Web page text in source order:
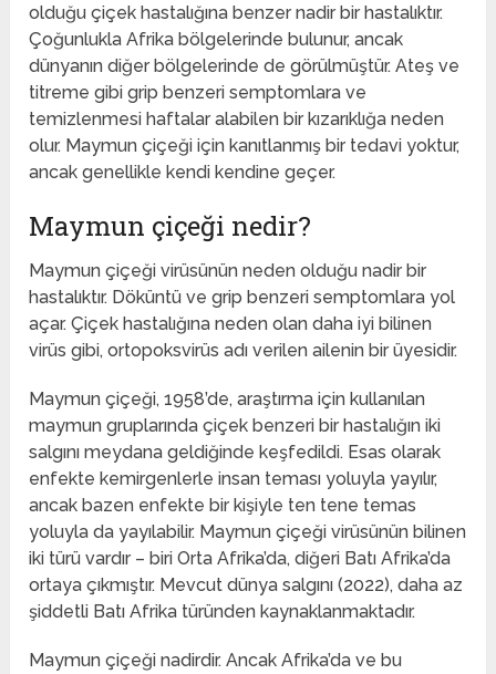
olduğu çiçek hastalığına benzer nadir bir hastalıktır.
Çoğunlukla Afrika bölgelerinde bulunur, ancak
dünyanın diğer bölgelerinde de görülmüştür. Ateş ve
titreme gibi grip benzeri semptomlara ve
temizlenmesi haftalar alabilen bir kızarıklığa neden
olur. Maymun çiçeği için kanıtlanmış bir tedavi yoktur,
ancak genellikle kendi kendine geçer.
Maymun çiçeği nedir?
Maymun çiçeği virüsünün neden olduğu nadir bir
hastalıktır. Döküntü ve grip benzeri semptomlara yol
açar. Çiçek hastalığına neden olan daha iyi bilinen
virüs gibi, ortopoksvirüs adı verilen ailenin bir üyesidir.
Maymun çiçeği, 1958’de, araştırma için kullanılan
maymun gruplarında çiçek benzeri bir hastalığın iki
salgını meydana geldiğinde keşfedildi. Esas olarak
enfekte kemirgenlerle insan teması yoluyla yayılır,
ancak bazen enfekte bir kişiyle ten tene temas
yoluyla da yayılabilir. Maymun çiçeği virüsünün bilinen
iki türü vardır – biri Orta Afrika’da, diğeri Batı Afrika’da
ortaya çıkmıştır. Mevcut dünya salgını (2022), daha az
şiddetli Batı Afrika türünden kaynaklanmaktadır.
Maymun çiçeği nadirdir. Ancak Afrika’da ve bu